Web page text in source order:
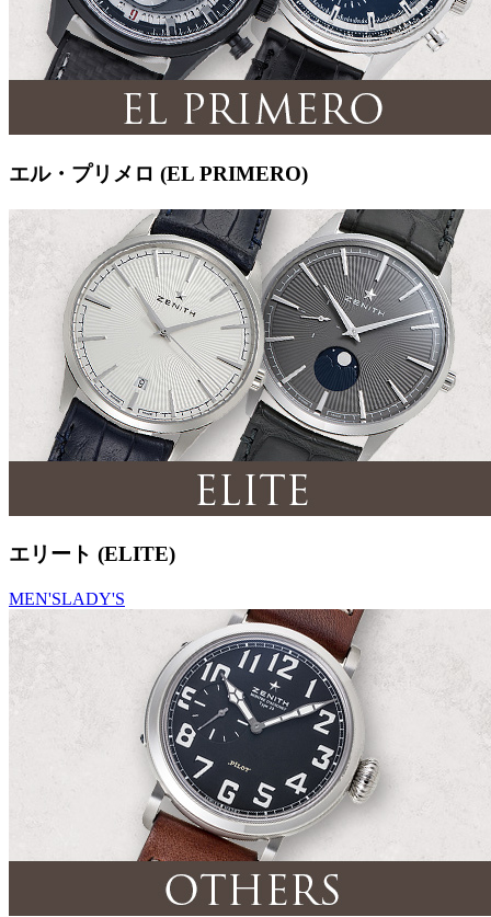
エル・プリメロ (EL PRIMERO)
エリート (ELITE)
MEN'SLADY'S